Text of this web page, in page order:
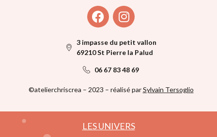
3 impasse du petit vallon
69210 St Pierre la Palud
06 67 83 48 69
©atelierchriscrea – 2023 – réalisé parSylvain Tersoglio
LES UNIVERS